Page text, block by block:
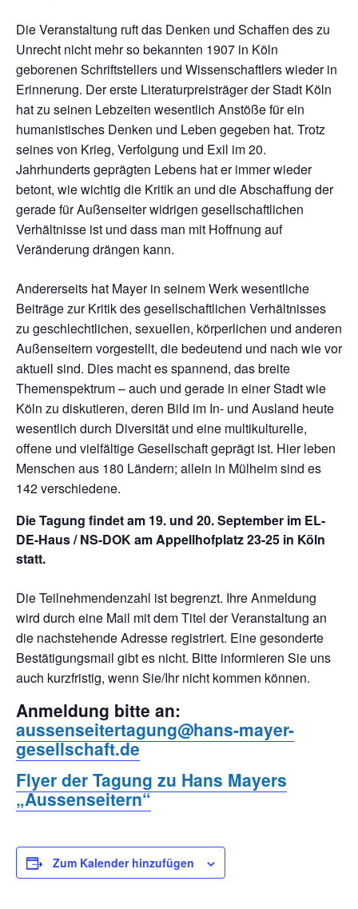
Die Veranstaltung ruft das Denken und Schaffen des zu
Unrecht nicht mehr so bekannten 1907 in Köln
geborenen Schriftstellers und Wissenschaftlers wieder in
Erinnerung. Der erste Literaturpreisträger der Stadt Köln
hat zu seinen Lebzeiten wesentlich Anstöße für ein
humanistisches Denken und Leben gegeben hat. Trotz
seines von Krieg, Verfolgung und Exil im 20.
Jahrhunderts geprägten Lebens hat er immer wieder
betont, wie wichtig die Kritik an und die Abschaffung der
gerade für Außenseiter widrigen gesellschaftlichen
Verhältnisse ist und dass man mit Hoffnung auf
Veränderung drängen kann.
Andererseits hat Mayer in seinem Werk wesentliche
Beiträge zur Kritik des gesellschaftlichen Verhältnisses
zu geschlechtlichen, sexuellen, körperlichen und anderen
Außenseitern vorgestellt, die bedeutend und nach wie vor
aktuell sind. Dies macht es spannend, das breite
Themenspektrum – auch und gerade in einer Stadt wie
Köln zu diskutieren, deren Bild im In- und Ausland heute
wesentlich durch Diversität und eine multikulturelle,
offene und vielfältige Gesellschaft geprägt ist. Hier leben
Menschen aus 180 Ländern; allein in Mülheim sind es
142 verschiedene.
Die Tagung findet am 19. und 20. September im EL-
DE-Haus / NS-DOK am Appellhofplatz 23-25 in Köln
statt.
Die Teilnehmendenzahl ist begrenzt. Ihre Anmeldung
wird durch eine Mail mit dem Titel der Veranstaltung an
die nachstehende Adresse registriert. Eine gesonderte
Bestätigungsmail gibt es nicht. Bitte informieren Sie uns
auch kurzfristig, wenn Sie/Ihr nicht kommen können.
Anmeldung bitte an:
aussenseitertagung@hans-mayer-
gesellschaft.de
Flyer der Tagung zu Hans Mayers
„Aussenseitern“
Zum Kalender hinzufügen